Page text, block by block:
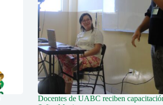
Docentes de UABC reciben